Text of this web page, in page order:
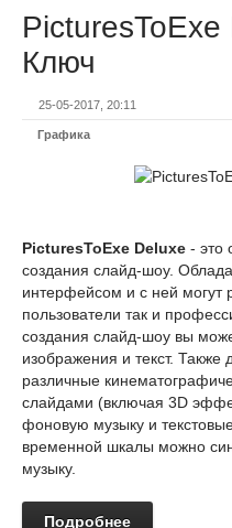
Ключ
25-05-2017, 20:11
Графика
PicturesToExe Deluxe - это
создания слайд-шоу.
интерфейсом и с ней могут
пользователи так и
создания слайд-шоу вы
изображения и текст. Также
различные
слайдами (включая 3D
фоновую музыку и
временной шкалы можно
музыку.
Подробнее